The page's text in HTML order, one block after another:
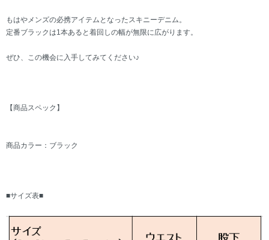
もはやメンズの必携アイテムとなったスキニーデニム。
定番ブラックは1本あると着回しの幅が無限に広がります。
ぜひ、この機会に入手してみてください♪
【商品スペック】
商品カラー：ブラック
■サイズ表■